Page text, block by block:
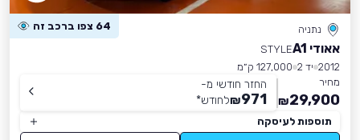
נתניה 64 צפו ברכב זה
אאודי A1
STYLE
2012 יד 2
127,000 ק״מ
מחיר
29,900
₪
החזר חודשי מ-
971
₪לחודש*
תוספות לעיסקה